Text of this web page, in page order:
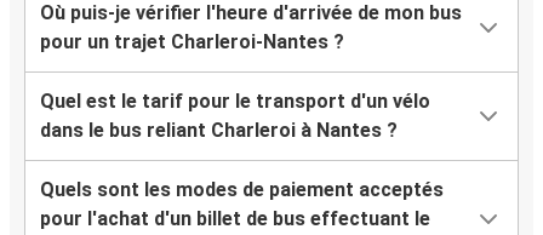
Où puis-je vérifier l'heure d'arrivée de mon bus
pour un trajet Charleroi-Nantes ?
Quel est le tarif pour le transport d'un vélo
dans le bus reliant Charleroi à Nantes ?
Quels sont les modes de paiement acceptés
pour l'achat d'un billet de bus effectuant le